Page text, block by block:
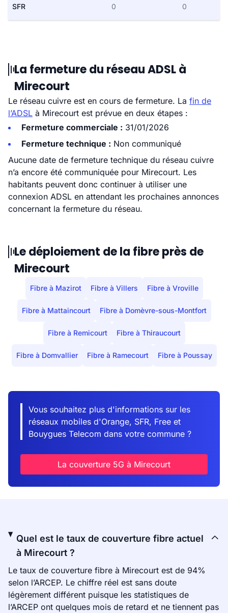
SFR 0 0
La fermeture du réseau ADSL à
Mirecourt
Le réseau cuivre est en cours de fermeture. La fin de
l’ADSL à Mirecourt est prévue en deux étapes :
Fermeture commerciale : 31/01/2026
Fermeture technique : Non communiqué
Aucune date de fermeture technique du réseau cuivre
n’a encore été communiquée pour Mirecourt. Les
habitants peuvent donc continuer à utiliser une
connexion ADSL en attendant les prochaines annonces
concernant la fermeture du réseau.
Le déploiement de la fibre près de
Mirecourt
Fibre à Mazirot Fibre à Villers Fibre à Vroville
Fibre à Mattaincourt Fibre à Domèvre-sous-Montfort
Fibre à Remicourt Fibre à Thiraucourt
Fibre à Domvallier Fibre à Ramecourt Fibre à Poussay
Vous souhaitez plus d'informations sur les
réseaux mobiles d'Orange, SFR, Free et
Bouygues Telecom dans votre commune ?
La couverture 5G à Mirecourt
Quel est le taux de couverture fibre actuel
à Mirecourt ?
Le taux de couverture fibre à Mirecourt est de 94%
selon l’ARCEP. Le chiffre réel est sans doute
légèrement différent puisque les statistiques de
l’ARCEP ont quelques mois de retard et ne tiennent pas